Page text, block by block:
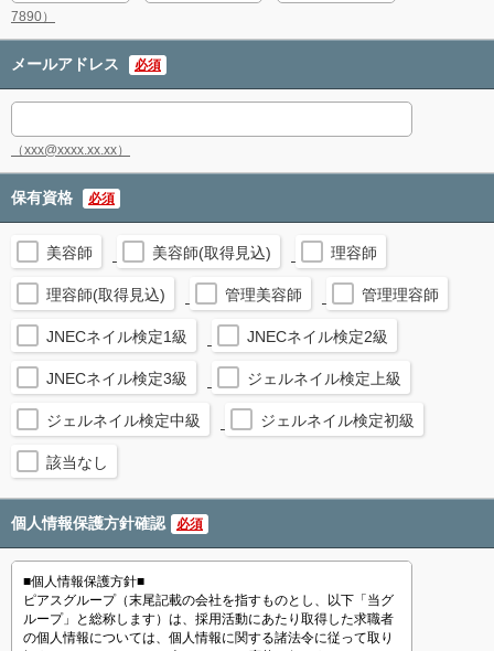
7890）
メールアドレス 必須
（xxx@xxxx.xx.xx）
保有資格 必須
美容師 美容師(取得見込) 理容師
理容師(取得見込) 管理美容師 管理理容師
JNECネイル検定1級 JNECネイル検定2級
JNECネイル検定3級 ジェルネイル検定上級
ジェルネイル検定中級 ジェルネイル検定初級
該当なし
個人情報保護方針確認 必須